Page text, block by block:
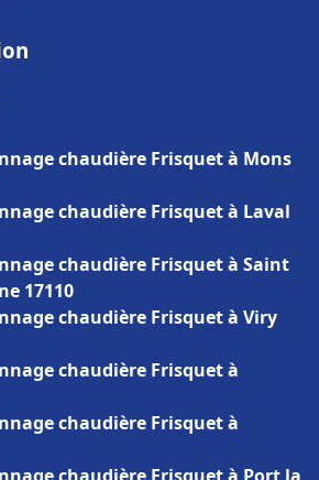
chaudière Frisquet à Mons
chaudière Frisquet à Laval
chaudière Frisquet à Saint
17110
chaudière Frisquet à Viry
chaudière Frisquet à
chaudière Frisquet à